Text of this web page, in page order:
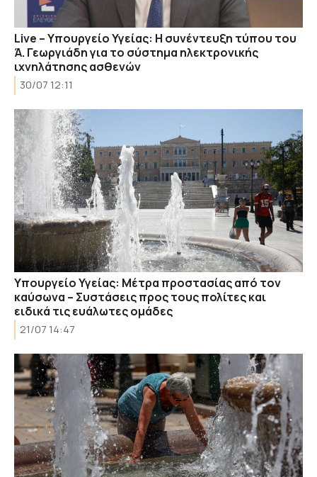
Live – Υπουργείο Υγείας: Η συνέντευξη τύπου του
Ά. Γεωργιάδη για το σύστημα ηλεκτρονικής
ιχνηλάτησης ασθενών
30/07 12:11
Υπουργείο Υγείας: Μέτρα προστασίας από τον
καύσωνα – Συστάσεις προς τους πολίτες και
ειδικά τις ευάλωτες ομάδες
21/07 14:47